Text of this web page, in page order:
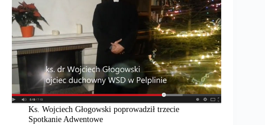
Ks. Wojciech Głogowski poprowadził trzecie
Spotkanie Adwentowe